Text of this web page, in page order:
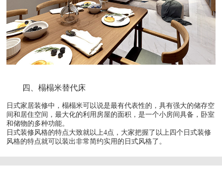
日式家居装修中，榻榻米可以说是最有代表性的，具有强大的储存空
间和居住空间，最大化的利用房屋的面积，是一个小房间具备，卧室
和储物的多种功能。
日式装修风格的特点大致就以上4点，大家把握了以上四个日式装修
风格的特点就可以装出非常简约实用的日式风格了。